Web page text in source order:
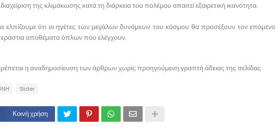
της κλιμάκωσης κατά τη διάρκεια του πολέμου απαιτεί εξαιρετική ικανότητα.
ελπίζουμε ότι οι ηγέτες των μεγάλων δυνάμεων του κόσμου θα προσέξουν τον επόμενο
αποθέματα όπλων που ελέγχουν.
η αναδημοσίευση των άρθρων χωρίς προηγούμενη γραπτή άδειας της σελίδας
Slider
Κοινή χρήση